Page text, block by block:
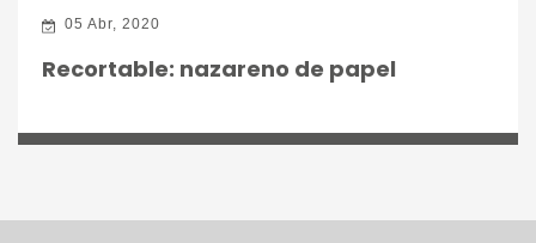
05 Abr, 2020
Recortable: nazareno de papel